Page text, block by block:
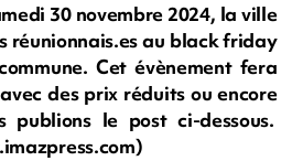
30 novembre 2024, la ville
réunionnais.es au black friday
Cet évènement fera
des prix réduits ou encore
publions le post ci-dessous.